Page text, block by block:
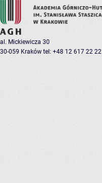
al. Mickiewicza 30
30-059 Kraków tel: +48 12 617 22 22